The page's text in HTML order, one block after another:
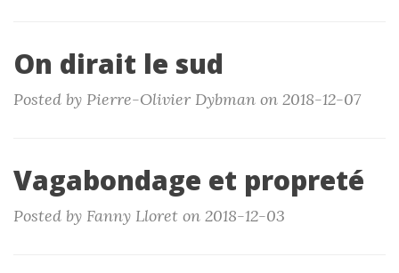
On dirait le sud
Posted by Pierre-Olivier Dybman on 2018-12-07
Vagabondage et propreté
Posted by Fanny Lloret on 2018-12-03